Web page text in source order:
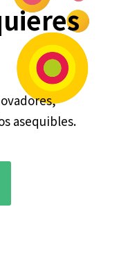
asequibles.